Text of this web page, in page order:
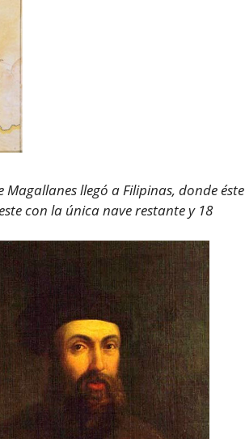
llegó a Filipinas, donde éste
con la única nave restante y 18